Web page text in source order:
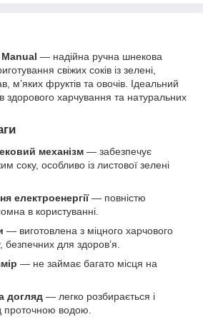
— надійна ручна шнекова
свіжих соків із зелені,
м’яких фруктів та овочів. Ідеальний
здорового харчування та натуральних
механізм — забезпечує
соку, особливо із листової зелені
електроенергії— повністю
в користуванні.
— виготовлена з міцного харчового
безпечних для здоров’я.
— не займає багато місця на
догляд — легко розбирається і
проточною водою.